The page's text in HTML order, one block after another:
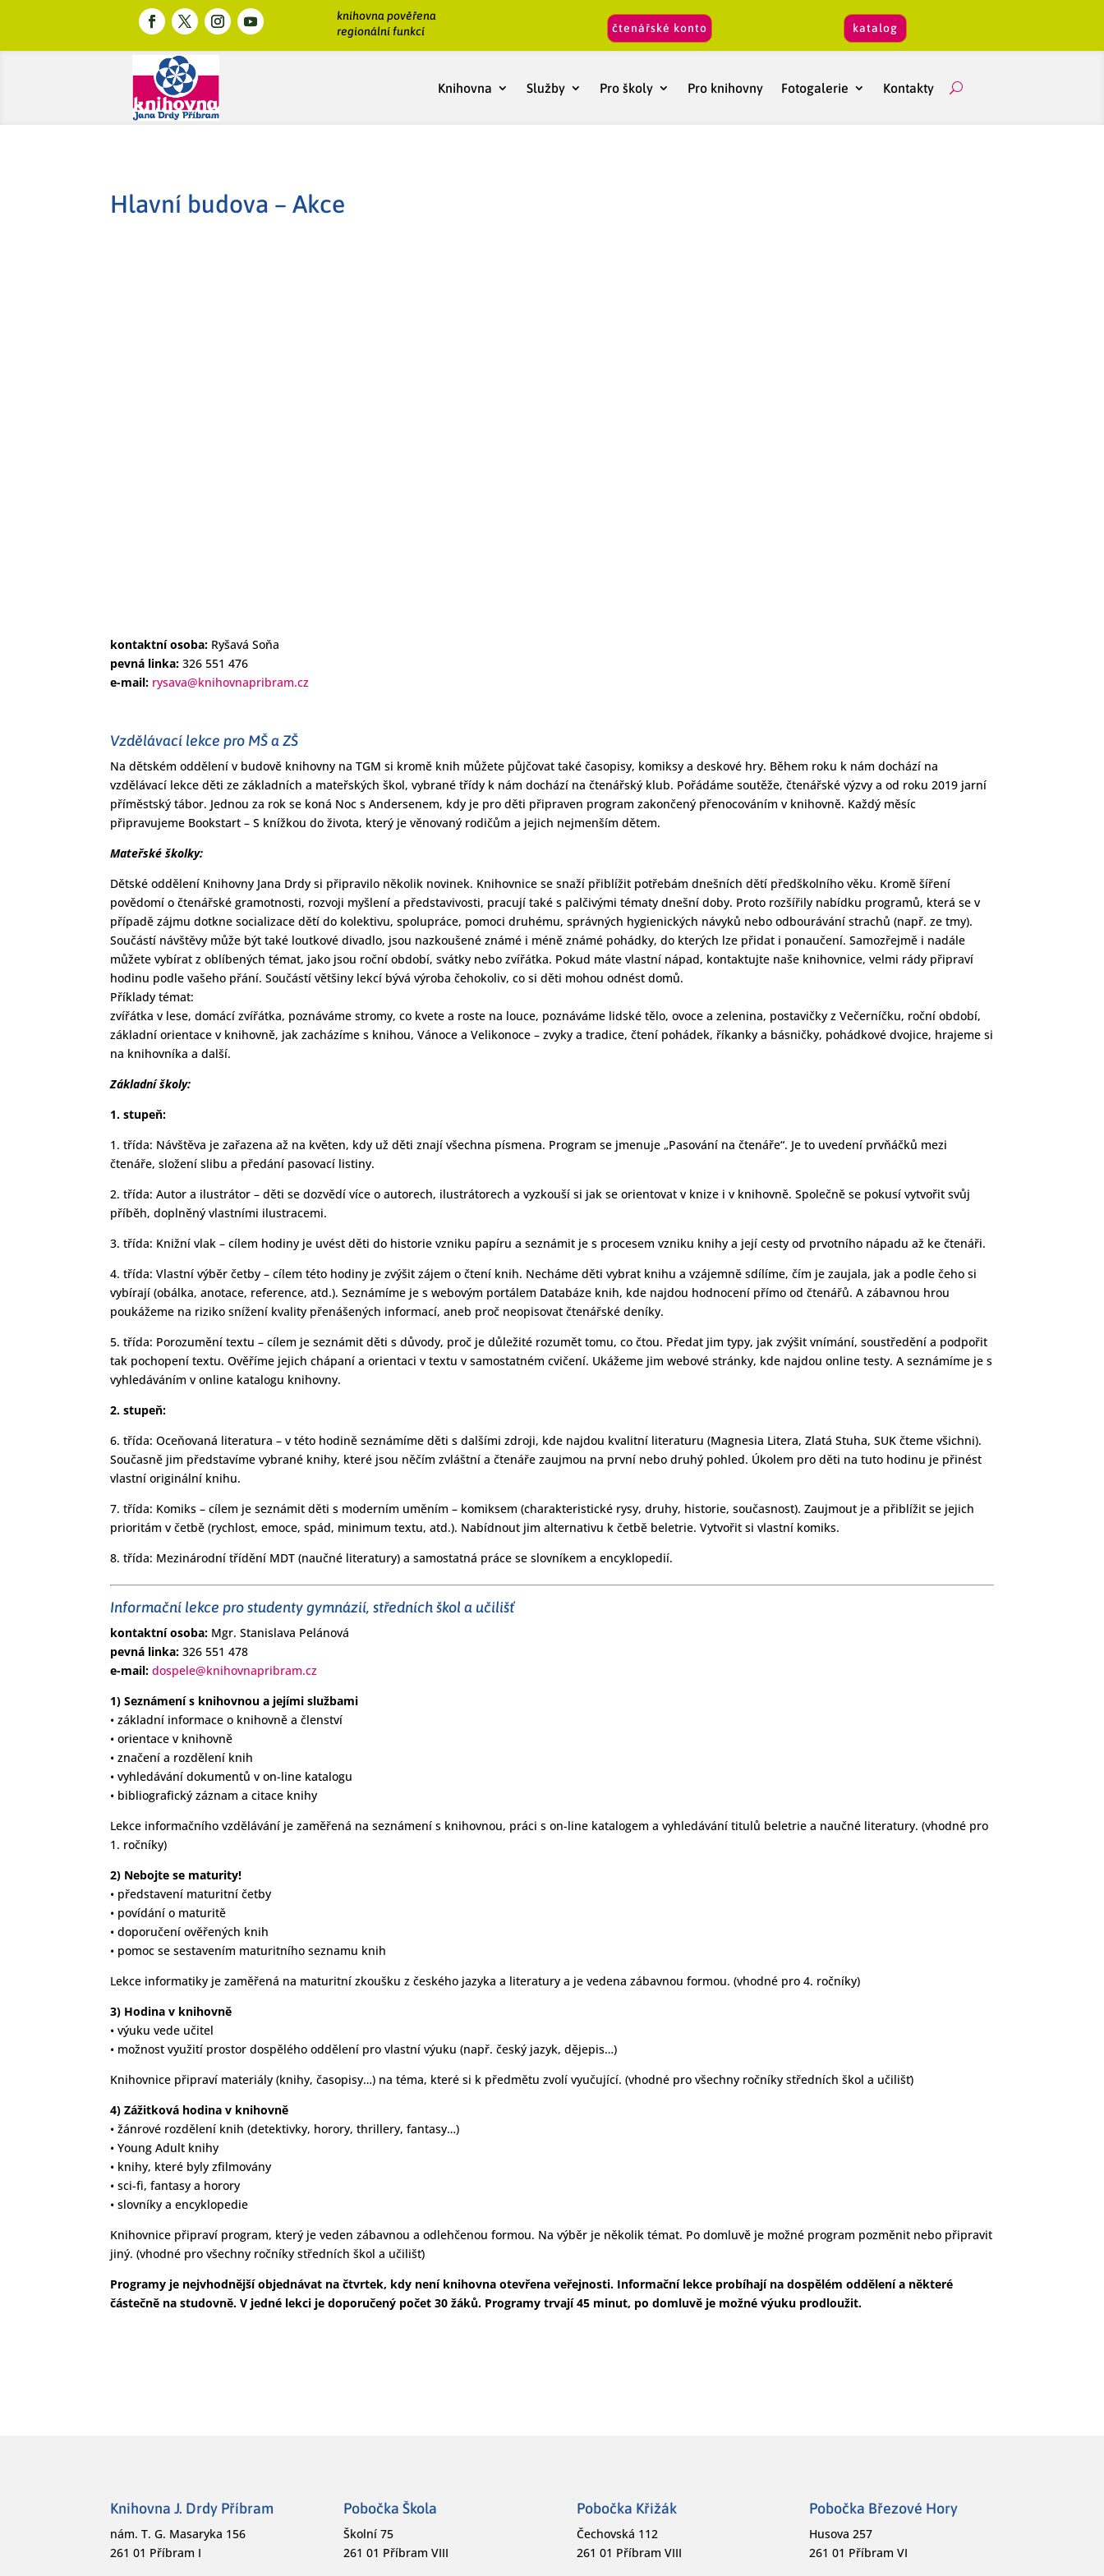
knihovna pověřena
regionální funkcí
čtenářské konto katalog
Knihovna Služby Pro školy Pro knihovny Fotogalerie Kontakty
Hlavní budova – Akce
kontaktní osoba: Ryšavá Soňa
pevná linka: 326 551 476
e-mail: rysava@knihovnapribram.cz
Vzdělávací lekce pro MŠ a ZŠ
Na dětském oddělení v budově knihovny na TGM si kromě knih můžete půjčovat také časopisy, komiksy a deskové hry. Během roku k nám dochází na
vzdělávací lekce děti ze základních a mateřských škol, vybrané třídy k nám dochází na čtenářský klub. Pořádáme soutěže, čtenářské výzvy a od roku 2019 jarní
příměstský tábor. Jednou za rok se koná Noc s Andersenem, kdy je pro děti připraven program zakončený přenocováním v knihovně. Každý měsíc
připravujeme Bookstart – S knížkou do života, který je věnovaný rodičům a jejich nejmenším dětem.
Mateřské školky:
Dětské oddělení Knihovny Jana Drdy si připravilo několik novinek. Knihovnice se snaží přiblížit potřebám dnešních dětí předškolního věku. Kromě šíření
povědomí o čtenářské gramotnosti, rozvoji myšlení a představivosti, pracují také s palčivými tématy dnešní doby. Proto rozšířily nabídku programů, která se v
případě zájmu dotkne socializace dětí do kolektivu, spolupráce, pomoci druhému, správných hygienických návyků nebo odbourávání strachů (např. ze tmy).
Součástí návštěvy může být také loutkové divadlo, jsou nazkoušené známé i méně známé pohádky, do kterých lze přidat i ponaučení. Samozřejmě i nadále
můžete vybírat z oblíbených témat, jako jsou roční období, svátky nebo zvířátka. Pokud máte vlastní nápad, kontaktujte naše knihovnice, velmi rády připraví
hodinu podle vašeho přání. Součástí většiny lekcí bývá výroba čehokoliv, co si děti mohou odnést domů.
Příklady témat:
zvířátka v lese, domácí zvířátka, poznáváme stromy, co kvete a roste na louce, poznáváme lidské tělo, ovoce a zelenina, postavičky z Večerníčku, roční období,
základní orientace v knihovně, jak zacházíme s knihou, Vánoce a Velikonoce – zvyky a tradice, čtení pohádek, říkanky a básničky, pohádkové dvojice, hrajeme si
na knihovníka a další.
Základní školy:
1. stupeň:
1. třída: Návštěva je zařazena až na květen, kdy už děti znají všechna písmena. Program se jmenuje „Pasování na čtenáře“. Je to uvedení prvňáčků mezi
čtenáře, složení slibu a předání pasovací listiny.
2. třída: Autor a ilustrátor – děti se dozvědí více o autorech, ilustrátorech a vyzkouší si jak se orientovat v knize i v knihovně. Společně se pokusí vytvořit svůj
příběh, doplněný vlastními ilustracemi.
3. třída: Knižní vlak – cílem hodiny je uvést děti do historie vzniku papíru a seznámit je s procesem vzniku knihy a její cesty od prvotního nápadu až ke čtenáři.
4. třída: Vlastní výběr četby – cílem této hodiny je zvýšit zájem o čtení knih. Necháme děti vybrat knihu a vzájemně sdílíme, čím je zaujala, jak a podle čeho si
vybírají (obálka, anotace, reference, atd.). Seznámíme je s webovým portálem Databáze knih, kde najdou hodnocení přímo od čtenářů. A zábavnou hrou
poukážeme na riziko snížení kvality přenášených informací, aneb proč neopisovat čtenářské deníky.
5. třída: Porozumění textu – cílem je seznámit děti s důvody, proč je důležité rozumět tomu, co čtou. Předat jim typy, jak zvýšit vnímání, soustředění a podpořit
tak pochopení textu. Ověříme jejich chápaní a orientaci v textu v samostatném cvičení. Ukážeme jim webové stránky, kde najdou online testy. A seznámíme je s
vyhledáváním v online katalogu knihovny.
2. stupeň:
6. třída: Oceňovaná literatura – v této hodině seznámíme děti s dalšími zdroji, kde najdou kvalitní literaturu (Magnesia Litera, Zlatá Stuha, SUK čteme všichni).
Současně jim představíme vybrané knihy, které jsou něčím zvláštní a čtenáře zaujmou na první nebo druhý pohled. Úkolem pro děti na tuto hodinu je přinést
vlastní originální knihu.
7. třída: Komiks – cílem je seznámit děti s moderním uměním – komiksem (charakteristické rysy, druhy, historie, současnost). Zaujmout je a přiblížit se jejich
prioritám v četbě (rychlost, emoce, spád, minimum textu, atd.). Nabídnout jim alternativu k četbě beletrie. Vytvořit si vlastní komiks.
8. třída: Mezinárodní třídění MDT (naučné literatury) a samostatná práce se slovníkem a encyklopedií.
Informační lekce pro studenty gymnázií, středních škol a učilišť
kontaktní osoba: Mgr. Stanislava Pelánová
pevná linka: 326 551 478
e-mail: dospele@knihovnapribram.cz
1) Seznámení s knihovnou a jejími službami
• základní informace o knihovně a členství
• orientace v knihovně
• značení a rozdělení knih
• vyhledávání dokumentů v on-line katalogu
• bibliografický záznam a citace knihy
Lekce informačního vzdělávání je zaměřená na seznámení s knihovnou, práci s on-line katalogem a vyhledávání titulů beletrie a naučné literatury. (vhodné pro
1. ročníky)
2) Nebojte se maturity!
• představení maturitní četby
• povídání o maturitě
• doporučení ověřených knih
• pomoc se sestavením maturitního seznamu knih
Lekce informatiky je zaměřená na maturitní zkoušku z českého jazyka a literatury a je vedena zábavnou formou. (vhodné pro 4. ročníky)
3) Hodina v knihovně
• výuku vede učitel
• možnost využití prostor dospělého oddělení pro vlastní výuku (např. český jazyk, dějepis…)
Knihovnice připraví materiály (knihy, časopisy…) na téma, které si k předmětu zvolí vyučující. (vhodné pro všechny ročníky středních škol a učilišť)
4) Zážitková hodina v knihovně
• žánrové rozdělení knih (detektivky, horory, thrillery, fantasy…)
• Young Adult knihy
• knihy, které byly zfilmovány
• sci-fi, fantasy a horory
• slovníky a encyklopedie
Knihovnice připraví program, který je veden zábavnou a odlehčenou formou. Na výběr je několik témat. Po domluvě je možné program pozměnit nebo připravit
jiný. (vhodné pro všechny ročníky středních škol a učilišť)
Programy je nejvhodnější objednávat na čtvrtek, kdy není knihovna otevřena veřejnosti. Informační lekce probíhají na dospělém oddělení a některé
částečně na studovně. V jedné lekci je doporučený počet 30 žáků. Programy trvají 45 minut, po domluvě je možné výuku prodloužit.
Knihovna J. Drdy Příbram
nám. T. G. Masaryka 156
261 01 Příbram I
Pobočka Škola
Školní 75
261 01 Příbram VIII
Pobočka Křižák
Čechovská 112
261 01 Příbram VIII
Pobočka Březové Hory
Husova 257
261 01 Příbram VI